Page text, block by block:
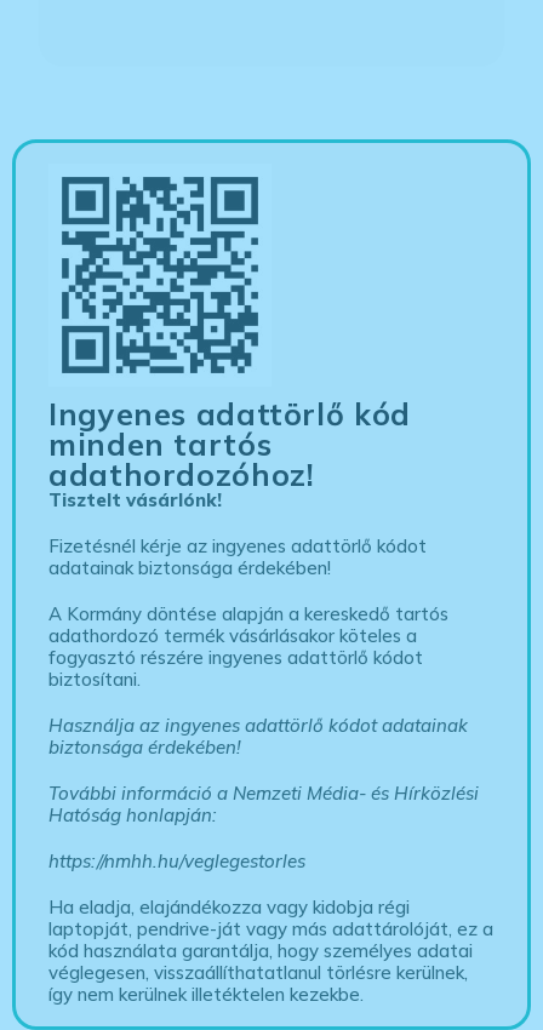
Ingyenes adattörlő kód
minden tartós
adathordozóhoz!
Tisztelt vásárlónk!
Fizetésnél kérje az ingyenes adattörlő kódot
adatainak biztonsága érdekében!
A Kormány döntése alapján a kereskedő tartós
adathordozó termék vásárlásakor köteles a
fogyasztó részére ingyenes adattörlő kódot
biztosítani.
Használja az ingyenes adattörlő kódot adatainak
biztonsága érdekében!
További információ a Nemzeti Média- és Hírközlési
Hatóság honlapján:
https://nmhh.hu/veglegestorles
Ha eladja, elajándékozza vagy kidobja régi
laptopját, pendrive-ját vagy más adattárolóját, ez a
kód használata garantálja, hogy személyes adatai
véglegesen, visszaállíthatatlanul törlésre kerülnek,
így nem kerülnek illetéktelen kezekbe.